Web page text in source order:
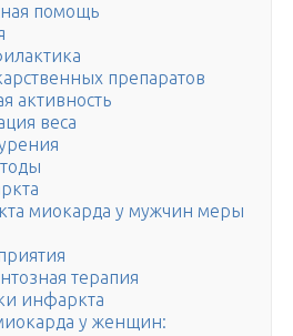
помощь
препаратов
активность
веса
миокарда у мужчин меры
терапия
инфаркта
у женщин: